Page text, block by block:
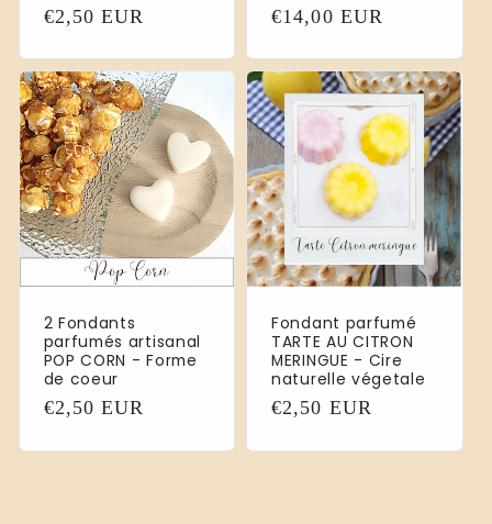
Normaler
€2,50 EUR
Normaler
€14,00 EUR
2 Fondants
parfumés artisanal
POP CORN - Forme
de coeur
Normaler
€2,50 EUR
Fondant parfumé
TARTE AU CITRON
MERINGUE - Cire
naturelle végetale
Normaler
€2,50 EUR